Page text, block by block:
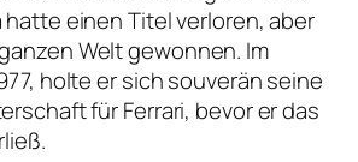
hatte einen Titel verloren, aber
Welt gewonnen. Im
holte er sich souverän seine
für Ferrari, bevor er das